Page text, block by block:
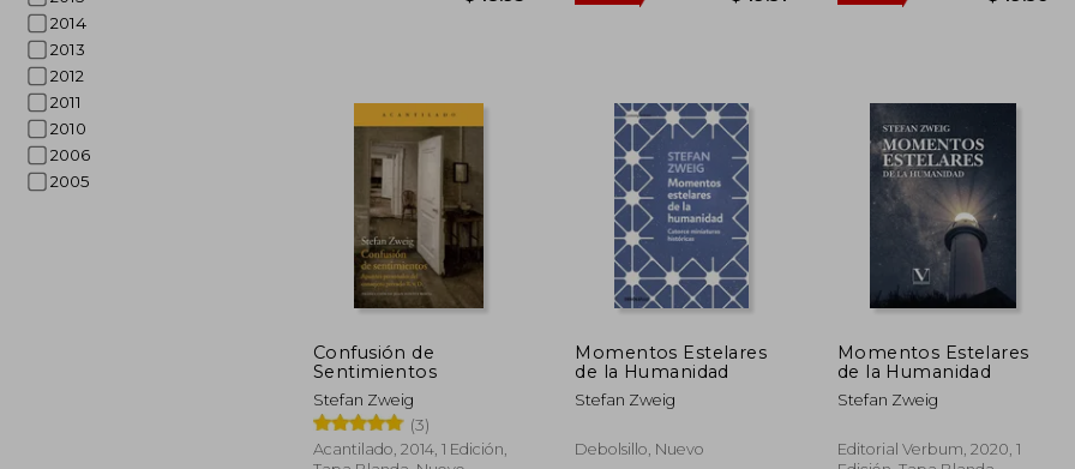
2014
2013
2012
2011
2010
2006
2005
45%
dcto.
$ 35.11
Confusión de
Sentimientos
Stefan Zweig
(3)
Acantilado, 2014, 1 Edición,
Momentos Estelares
de la Humanidad
Stefan Zweig
Debolsillo, Nuevo
Momentos Estelares
de la Humanidad
Stefan Zweig
Editorial Verbum, 2020, 1